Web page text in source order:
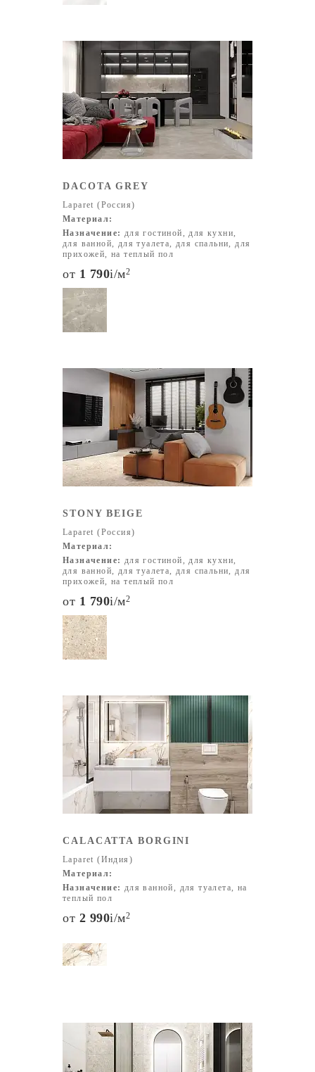
DACOTA GREY
Laparet (Россия)
Материал:
Назначение: для гостиной, для кухни,
для ванной, для туалета, для спальни, для
прихожей, на теплый пол
от 1 790i/м2
STONY BEIGE
Laparet (Россия)
Материал:
Назначение: для гостиной, для кухни,
для ванной, для туалета, для спальни, для
прихожей, на теплый пол
от 1 790i/м2
CALACATTA BORGINI
Laparet (Индия)
Материал:
Назначение: для ванной, для туалета, на
теплый пол
от 2 990i/м2